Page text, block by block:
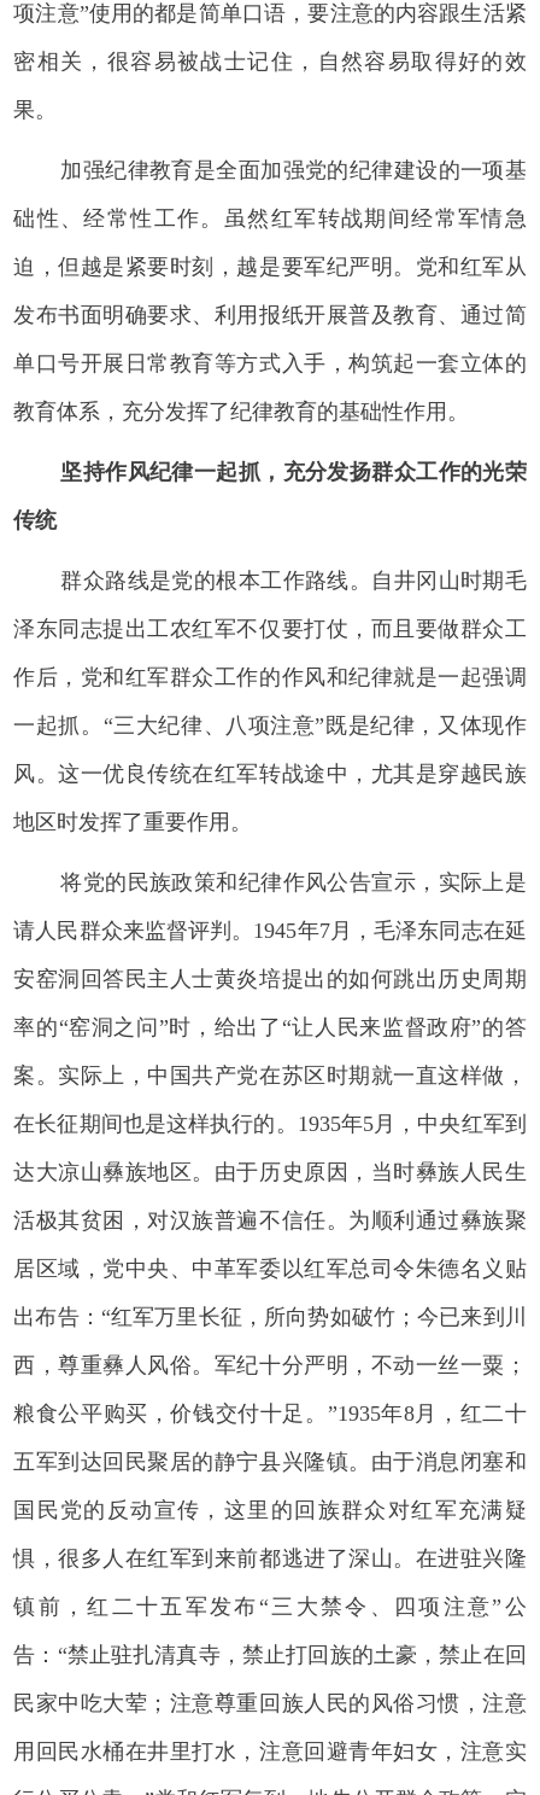
项注意”使用的都是简单口语，要注意的内容跟生活紧
密相关，很容易被战士记住，自然容易取得好的效
果。
加强纪律教育是全面加强党的纪律建设的一项基
础性、经常性工作。虽然红军转战期间经常军情急
迫，但越是紧要时刻，越是要军纪严明。党和红军从
发布书面明确要求、利用报纸开展普及教育、通过简
单口号开展日常教育等方式入手，构筑起一套立体的
教育体系，充分发挥了纪律教育的基础性作用。
坚持作风纪律一起抓，充分发扬群众工作的光荣
传统
群众路线是党的根本工作路线。自井冈山时期毛
泽东同志提出工农红军不仅要打仗，而且要做群众工
作后，党和红军群众工作的作风和纪律就是一起强调
一起抓。“三大纪律、八项注意”既是纪律，又体现作
风。这一优良传统在红军转战途中，尤其是穿越民族
地区时发挥了重要作用。
将党的民族政策和纪律作风公告宣示，实际上是
请人民群众来监督评判。1945年7月，毛泽东同志在延
安窑洞回答民主人士黄炎培提出的如何跳出历史周期
率的“窑洞之问”时，给出了“让人民来监督政府”的答
案。实际上，中国共产党在苏区时期就一直这样做，
在长征期间也是这样执行的。1935年5月，中央红军到
达大凉山彝族地区。由于历史原因，当时彝族人民生
活极其贫困，对汉族普遍不信任。为顺利通过彝族聚
居区域，党中央、中革军委以红军总司令朱德名义贴
出布告：“红军万里长征，所向势如破竹；今已来到川
西，尊重彝人风俗。军纪十分严明，不动一丝一粟；
粮食公平购买，价钱交付十足。”1935年8月，红二十
五军到达回民聚居的静宁县兴隆镇。由于消息闭塞和
国民党的反动宣传，这里的回族群众对红军充满疑
惧，很多人在红军到来前都逃进了深山。在进驻兴隆
镇前，红二十五军发布“三大禁令、四项注意”公
告：“禁止驻扎清真寺，禁止打回族的土豪，禁止在回
民家中吃大荤；注意尊重回族人民的风俗习惯，注意
用回民水桶在井里打水，注意回避青年妇女，注意实